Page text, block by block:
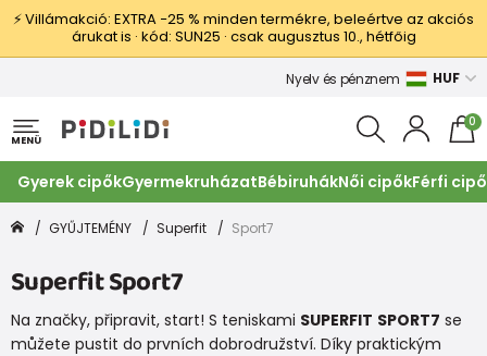
⚡ Villámakció: EXTRA −25 % minden termékre, beleértve az akciós
árukat is · kód: SUN25 · csak augusztus 10., hétfőig
Nyelv és pénznem HUF
MENÜ
0
Gyerek cipőkGyermekruházatBébiruhákNői cipőkFérfi
GYŰJTEMÉNY Superfit Sport7
Superfit Sport7
Na značky, připravit, start! S teniskami SUPERFIT SPORT7 se
můžete pustit do prvních dobrodružství. Díky praktickým